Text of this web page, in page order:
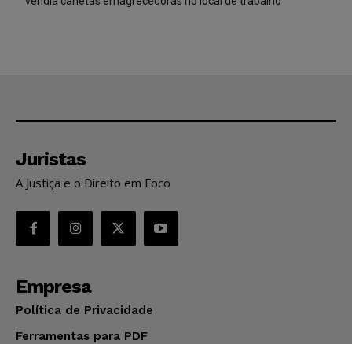
Juristas
A Justiça e o Direito em Foco
Empresa
Política de Privacidade
Ferramentas para PDF